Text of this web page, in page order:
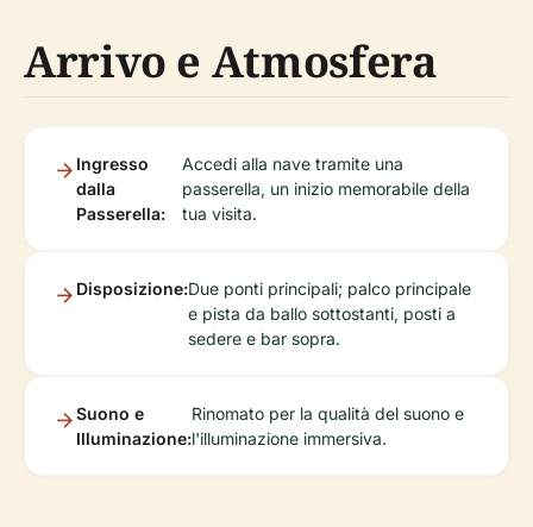
Arrivo e Atmosfera
Ingresso
dalla
Passerella:
Accedi alla nave tramite una
passerella, un inizio memorabile della
tua visita.
Disposizione:Due ponti principali; palco principale
e pista da ballo sottostanti, posti a
sedere e bar sopra.
Suono e
Illuminazione:
Rinomato per la qualità del suono e
l'illuminazione immersiva.